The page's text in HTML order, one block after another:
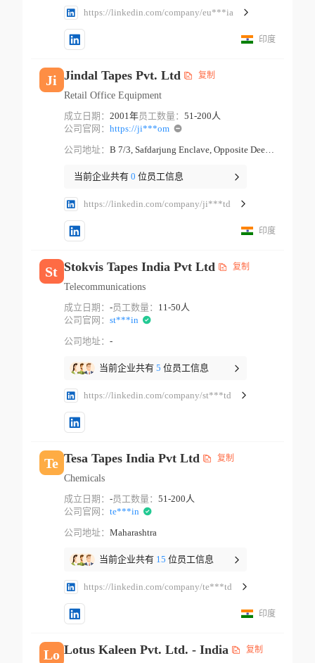
https://linkedin.com/company/eu***ia
印度
Ji Jindal Tapes Pvt. Ltd 复制
Retail Office Equipment
成立日期： 2001年员工数量： 51-200人
公司官网： https://ji***om
公司地址：
B 7/3, Safdarjung Enclave, Opposite Deer Park, B-7/extension, Block B 7, Arjun Nagar New Delhi New Delhi
当前企业共有 0 位员工信息
https://linkedin.com/company/ji***td
印度
St Stokvis Tapes India Pvt Ltd 复制
Telecommunications
成立日期： -员工数量： 11-50人
公司官网： st***in
公司地址： -
当前企业共有 5 位员工信息
https://linkedin.com/company/st***td
Te Tesa Tapes India Pvt Ltd 复制
Chemicals
成立日期： -员工数量： 51-200人
公司官网： te***in
公司地址： Maharashtra
当前企业共有 15 位员工信息
https://linkedin.com/company/te***td
印度
Lo Lotus Kaleen Pvt. Ltd. - India 复制